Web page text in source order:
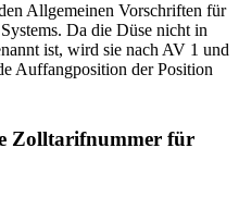
Allgemeinen Vorschriften für
Da die Düse nicht in
ist, wird sie nach AV 1 und
Auffangposition der Position
Zolltarifnummer für